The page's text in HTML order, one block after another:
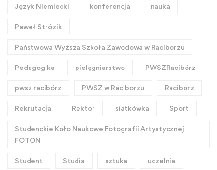
Język Niemiecki konferencja nauka
Paweł Strózik
Państwowa Wyższa Szkoła Zawodowa w Raciborzu
Pedagogika pielęgniarstwo PWSZRacibórz
pwsz racibórz PWSZ w Raciborzu Racibórz
Rekrutacja Rektor siatkówka Sport
Studenckie Koło Naukowe Fotografii Artystycznej
FOTON
Student Studia sztuka uczelnia